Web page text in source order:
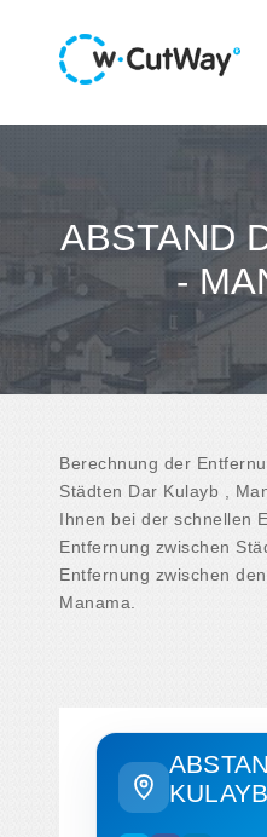
ABSTAND
-
Berechnung der
Städten Dar Kulayb ,
Ihnen bei der schnellen
Entfernung zwischen
Entfernung zwischen
Manama.